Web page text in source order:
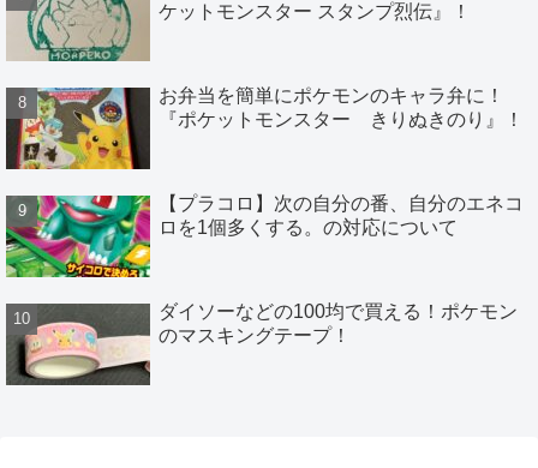
ケットモンスター スタンプ烈伝』！
お弁当を簡単にポケモンのキャラ弁に！
『ポケットモンスター きりぬきのり』！
【プラコロ】次の自分の番、自分のエネコ
ロを1個多くする。の対応について
ダイソーなどの100均で買える！ポケモン
のマスキングテープ！